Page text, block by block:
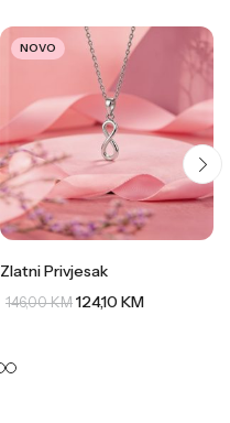
NOVO
Zlatni Privjesak
146,00KM 124,10 KM